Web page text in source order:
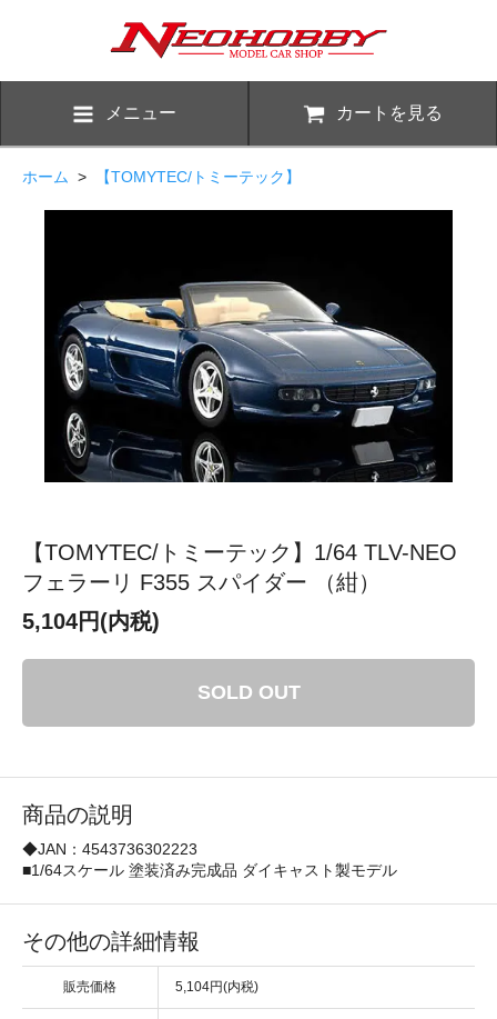
メニュー カートを見る
ホーム > 【TOMYTEC/トミーテック】
【TOMYTEC/トミーテック】1/64 TLV-NEO
フェラーリ F355 スパイダー （紺）
5,104円(内税)
SOLD OUT
商品の説明
◆JAN：4543736302223
■1/64スケール 塗装済み完成品 ダイキャスト製モデル
その他の詳細情報
販売価格 5,104円(内税)